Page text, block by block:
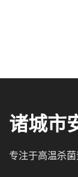
诸城市
专注于高温杀